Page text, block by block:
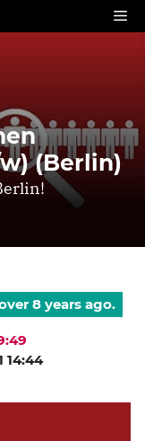
(Berlin)
8 years ago.
14:44